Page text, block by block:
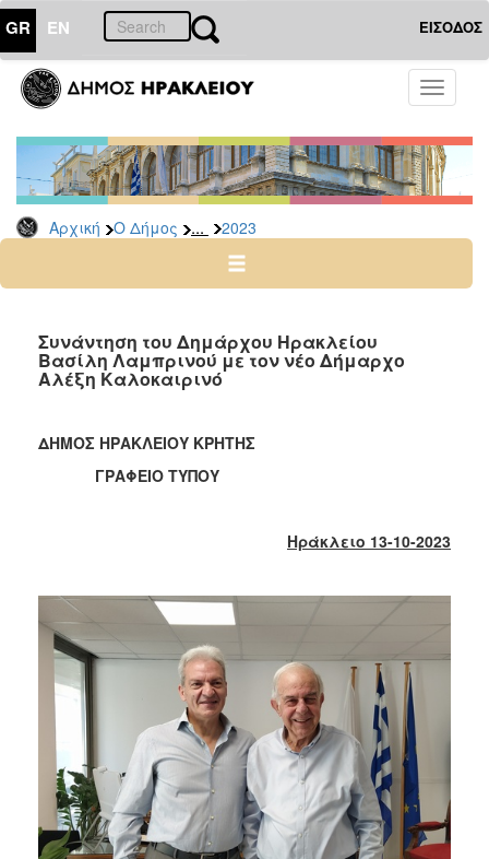
GR EN ΕΙΣΟΔΟΣ
Toggle
Αρχική Ο Δήμος ... 2023
ΔΗΜΟΣ
Δελτία
Τύπου
Αρχείο
2026
2024
2022
2021
2015
2012
Συνάντηση του Δημάρχου Ηρακλείου
Βασίλη Λαμπρινού με τον νέο Δήμαρχο
Αλέξη Καλοκαιρινό
ΔΗΜΟΣ ΗΡΑΚΛΕΙΟΥ ΚΡΗΤΗΣ
ΓΡΑΦΕΙΟ ΤΥΠΟΥ
Ηράκλειο 13-10-2023